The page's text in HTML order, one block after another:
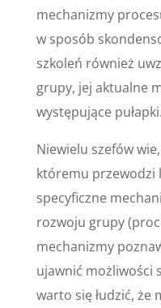
mechanizmy
w sposób
szkoleń również
grupy, jej aktualne
występujące pułapki.
Niewielu szefów
któremu przewodzi
specyficzne
rozwoju grupy
mechanizmy
ujawnić możliwości
warto się łudzić, że